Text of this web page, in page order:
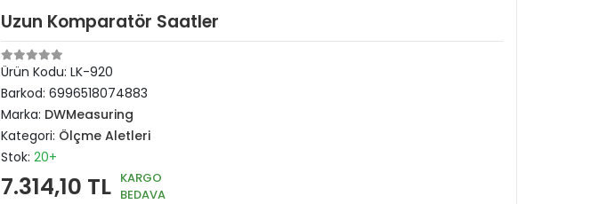
Uzun Komparatör Saatler
Ürün Kodu: LK-920
Barkod: 6996518074883
Marka: DWMeasuring
Kategori: Ölçme Aletleri
Stok: 20+
7.314,10 TL KARGO
BEDAVA